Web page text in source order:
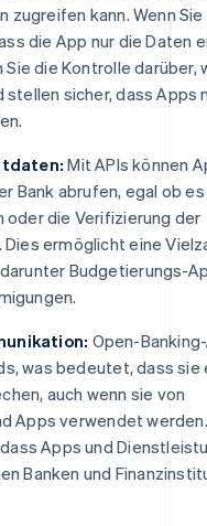
zugreifen kann. Wenn Sie
die App nur die Daten
die Kontrolle darüber,
stellen sicher, dass Apps
Mit APIs können
Bank abrufen, egal ob
oder die Verifizierung der
ermöglicht eine
Budgetierungs-
Open-
was bedeutet, dass sie
auch wenn sie von
Apps verwendet werden.
Apps und
Banken und